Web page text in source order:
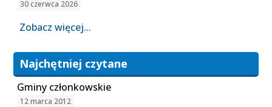
30 czerwca 2026
Zobacz więcej...
Najchętniej czytane
Gminy członkowskie
12 marca 2012